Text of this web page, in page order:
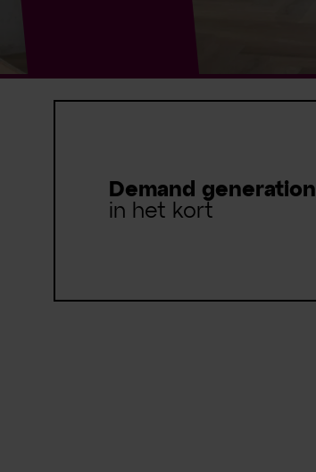
Demand generation
in het kort